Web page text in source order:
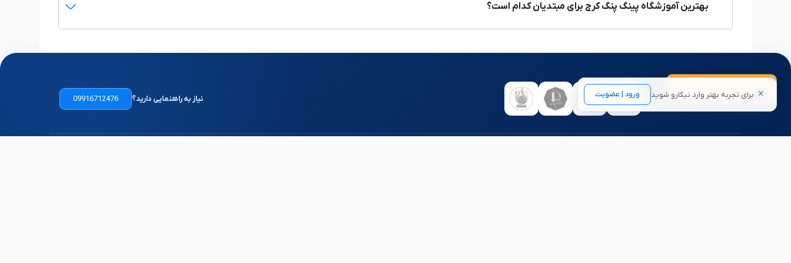
× برای تجربه بهتر وارد نیکارو شوید ورود | عضویت
بهترین آموزشگاه پینگ پنگ کرج برای مبتدیان کدام است؟
درخواست کلاس
تعدادی از همکاران نیکارو: نیاز به راهنمایی دارید؟ 09916712476